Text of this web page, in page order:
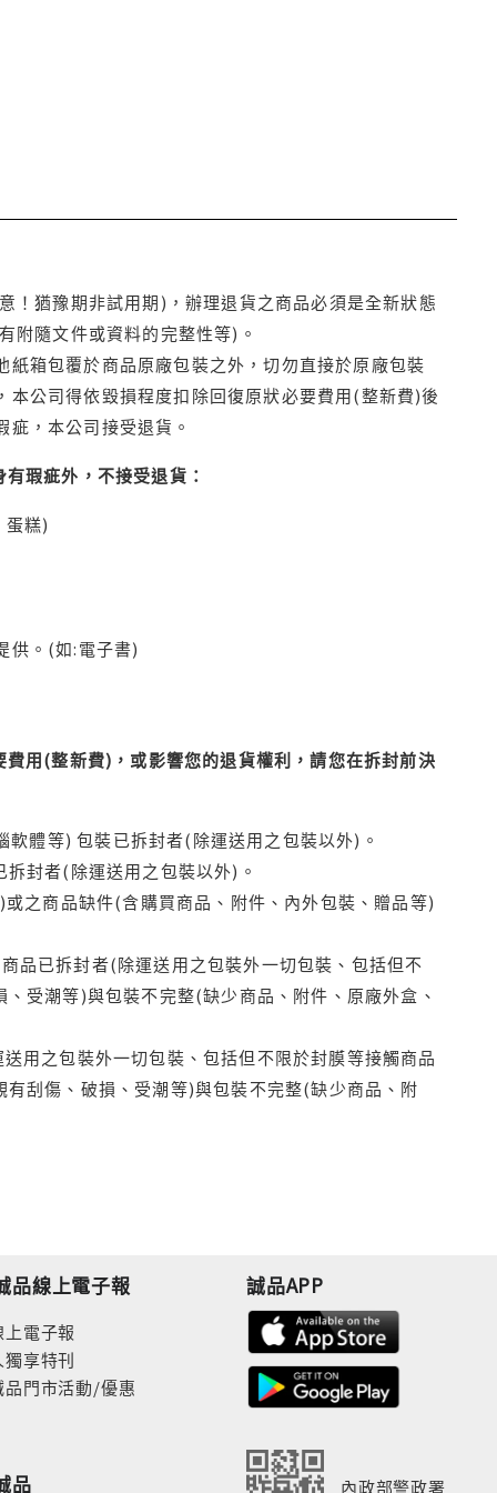
！猶豫期非試用期)，辦理退貨之商品必須是全新狀態
附隨文件或資料的完整性等)。
箱包覆於商品原廠包裝之外，切勿直接於原廠包裝
公司得依毀損程度扣除回復原狀必要費用(整新費)後
，本公司接受退貨。
瑕疵外，不接受退貨：
蛋糕)
供。(如:電子書)
用(整新費)，或影響您的退貨權利，請您在拆封前決
體等) 包裝已拆封者(除運送用之包裝以外)。
封者(除運送用之包裝以外)。
之商品缺件(含購買商品、附件、內外包裝、贈品等)
品已拆封者(除運送用之包裝外一切包裝、包括但不
受潮等)與包裝不完整(缺少商品、附件、原廠外盒、
用之包裝外一切包裝、包括但不限於封膜等接觸商品
刮傷、破損、受潮等)與包裝不完整(缺少商品、附
品線上電子報
電子報
享特刊
品門市活動/優惠
品
誠品APP
內政部警政署